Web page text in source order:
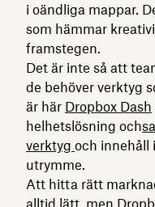
i oändliga mappar.
som hämmar
framstegen.
Det är inte så att
de behöver verktyg
är här Dropbox Dash
helhetslösning och
verktyg och innehåll
utrymme.
Att hitta rätt
alltid lätt, men